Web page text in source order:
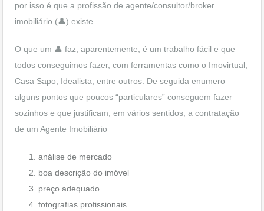
por isso é que a profissão de agente/consultor/broker
imobiliário (👤) existe.
O que um 👤 faz, aparentemente, é um trabalho fácil e que
todos conseguimos fazer, com ferramentas como o Imovirtual,
Casa Sapo, Idealista, entre outros. De seguida enumero
alguns pontos que poucos “particulares” conseguem fazer
sozinhos e que justificam, em vários sentidos, a contratação
de um Agente Imobiliário
análise de mercado
boa descrição do imóvel
preço adequado
fotografias profissionais